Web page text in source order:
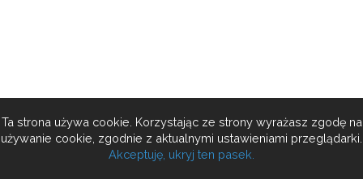
Ta strona używa cookie. Korzystając ze strony wyrażasz zgodę na
używanie cookie, zgodnie z aktualnymi ustawieniami przeglądarki.
Akceptuję, ukryj ten pasek.